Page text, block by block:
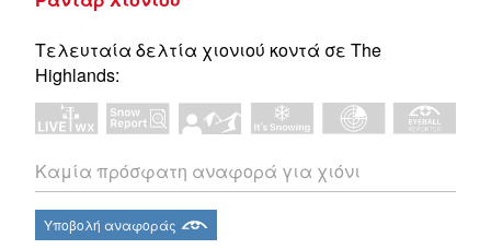
Τελευταία δελτία χιονιού κοντά σε The
Highlands:
Καμία πρόσφατη αναφορά για χιόνι
Υποβολή αναφοράς